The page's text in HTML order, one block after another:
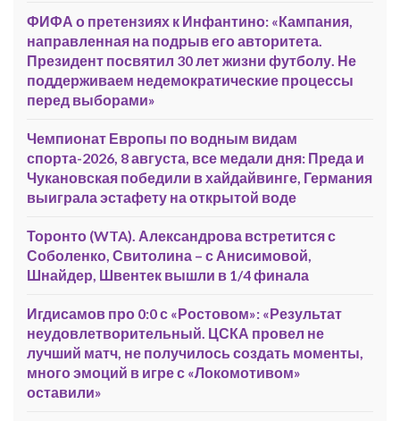
ФИФА о претензиях к Инфантино: «Кампания,
направленная на подрыв его авторитета.
Президент посвятил 30 лет жизни футболу. Не
поддерживаем недемократические процессы
перед выборами»
Чемпионат Европы по водным видам
спорта-2026, 8 августа, все медали дня: Преда и
Чукановская победили в хайдайвинге, Германия
выиграла эстафету на открытой воде
Торонто (WTA). Александрова встретится с
Соболенко, Свитолина – с Анисимовой,
Шнайдер, Швентек вышли в 1/4 финала
Игдисамов про 0:0 с «Ростовом»: «Результат
неудовлетворительный. ЦСКА провел не
лучший матч, не получилось создать моменты,
много эмоций в игре с «Локомотивом»
оставили»